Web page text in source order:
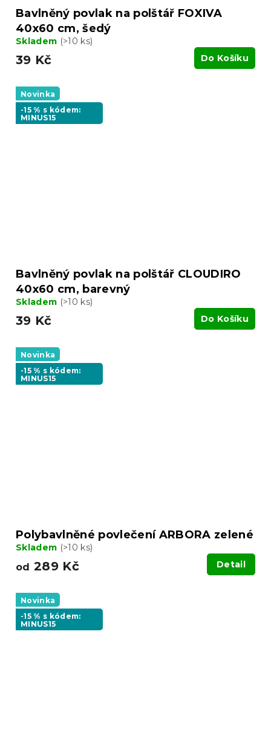
Bavlněný povlak na polštář FOXIVA
40x60 cm, šedý
Skladem (>10 ks)
39 Kč Do Košíku
Novinka
-15 % s kódem:
MINUS15
Bavlněný povlak na polštář CLOUDIRO
40x60 cm, barevný
Skladem (>10 ks)
39 Kč Do Košíku
Novinka
-15 % s kódem:
MINUS15
Polybavlněné povlečení ARBORA zelené
Skladem (>10 ks)
od 289 Kč Detail
Novinka
-15 % s kódem:
MINUS15